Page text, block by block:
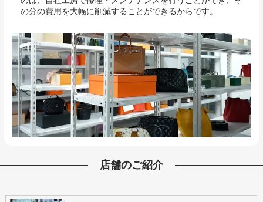
の分の費用を大幅に削減することができるからです。
店舗のご紹介